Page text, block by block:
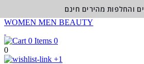
WOMEN MEN BEAUTY
0
0
+1
והחלפות מהירים חינם